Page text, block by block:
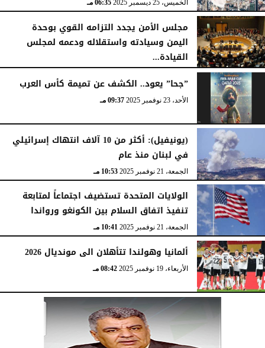
الخميس، 25 ديسمبر 2025 06:35 مـ
مجلس الأمن يجدد التزامه القوي بوحدة
اليمن وسيادته واستقلاله ودعمه لمجلس
القيادة...
الأربعاء، 24 ديسمبر 2025
”جحا” يعود.. الكشف عن تميمة كأس العرب
الأحد، 23 نوفمبر 2025 09:37 مـ
(يونيفيل): أكثر من 10 آلاف انتهاك إسرائيلي
في لبنان منذ عام
الجمعة، 21 نوفمبر 2025 10:53 مـ
الولايات المتحدة تستضيف اجتماعاً لمتابعة
تنفيذ اتفاق السلام بين الكونغو ورواندا
الجمعة، 21 نوفمبر 2025 10:41 مـ
ألمانيا وهولندا تتأهلان الى مونديال 2026
الأربعاء، 19 نوفمبر 2025 08:42 مـ